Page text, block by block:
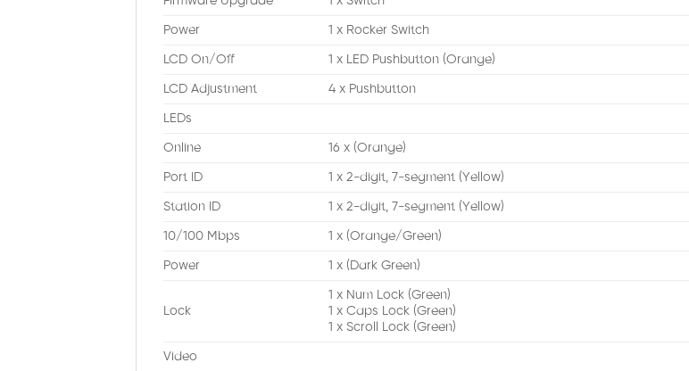
Power 1 x Rocker Switch
LCD On/Off 1 x LED Pushbutton (Orange)
LCD Adjustment 4 x Pushbutton
LEDs
Online 16 x (Orange)
Port ID 1 x 2-digit, 7-segment (Yellow)
Station ID 1 x 2-digit, 7-segment (Yellow)
10/100 Mbps 1 x (Orange/Green)
Power 1 x (Dark Green)
Lock
1 x Num Lock (Green)
1 x Caps Lock (Green)
1 x Scroll Lock (Green)
Video